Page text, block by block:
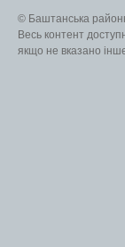
© Баштанська
Весь контент
якщо не вказано